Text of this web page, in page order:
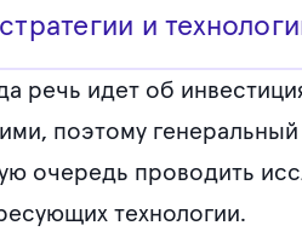
и
идет об
поэтому генеральный
очередь проводить
технологии.